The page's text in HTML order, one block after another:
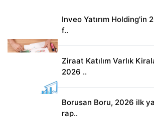
Inveo Yatırım Holding'in
f..
Ziraat Katılım Varlık
2026 ..
Borusan Boru, 2026 ilk
rap..